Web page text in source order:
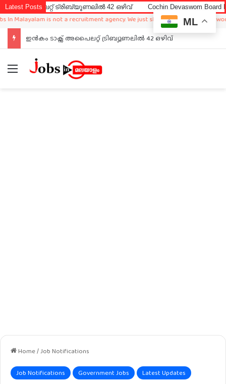
Latest Posts
ട്രിബ്യൂണലിൽ 42 ഒഴിവ് Cochin Devaswom Board LD Clerk
is not a recruitment agency. We just sharing available job in
ഇൻകം ടാക്സ് അപൈലറ്റ് ട്രിബ്യൂണലിൽ 42 ഒഴിവ്
Menu
Home/Job Notifications
Job Notifications Government Jobs Latest Updates
ML